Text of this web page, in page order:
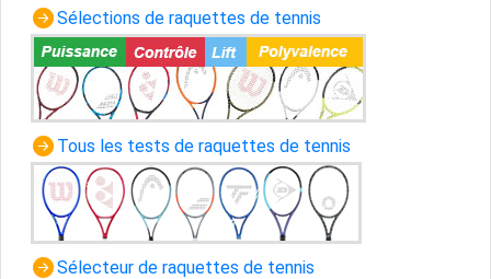
Sélections de raquettes de tennis
Tous les tests de raquettes de tennis
Sélecteur de raquettes de tennis